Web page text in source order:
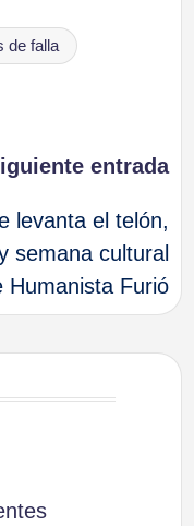
de falla
entrada
levanta el telón,
semana cultural
Humanista Furió